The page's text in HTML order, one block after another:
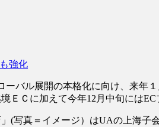
強化
バル展開の本格化に向け、来年
ＥＣに加えて今年12月中旬には
写真＝イメージ）はUAの上海子